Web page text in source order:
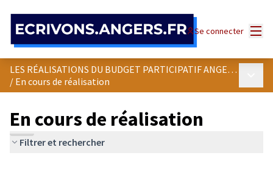
Se connecter
LES RÉALISATIONS DU BUDGET PARTICIPATIF ANGEVIN
/ En cours de réalisation
En cours de réalisation
Filtrer et rechercher